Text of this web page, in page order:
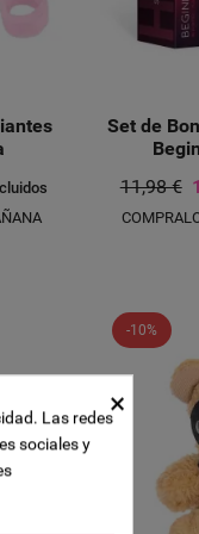
Set de
11,98 €
-10%
×
Las redes
sociales y